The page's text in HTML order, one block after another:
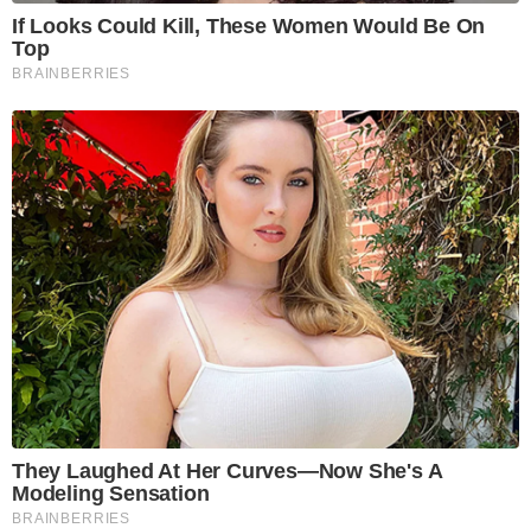
If Looks Could Kill, These Women Would Be On
Top
BRAINBERRIES
They Laughed At Her Curves—Now She's A
Modeling Sensation
BRAINBERRIES